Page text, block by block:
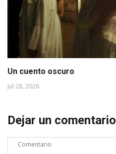
Un cuento oscuro
Jul 28, 2026
Dejar un comentario